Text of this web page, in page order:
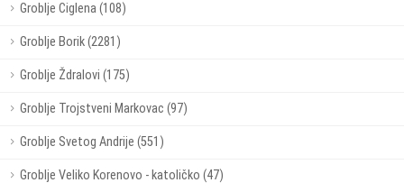
Groblje Ciglena (108)
Groblje Borik (2281)
Groblje Ždralovi (175)
Groblje Trojstveni Markovac (97)
Groblje Svetog Andrije (551)
Groblje Veliko Korenovo - katoličko (47)